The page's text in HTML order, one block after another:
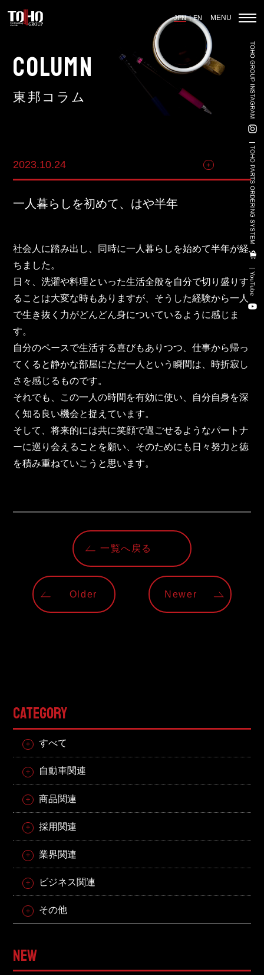
JPN EN MENU
中古車販売事業
輸出入事業
新卒・キャリア採用コンサルティング事業
人材紹介事業
DX事業
株式会社 東邦ホールディングス
東邦自動車 株式会社
株式会社 東邦アウトフロイデ
株式会社 ワールドパーツ
東邦グループの採用情報
東邦グループからのお知らせ
東邦コラム
お問い合わせ
TOHO GROUP INSTAGRAM
TOHO PARTS ORDERING SYSTEM
YouTube
COLUMN
東邦コラム
2023.10.24 その他
一人暮らしを初めて、はや半年
社会人に踏み出し、同時に一人暮らしを始めて半年が経
ちました。
日々、洗濯や料理といった生活全般を自分で切り盛りす
ることは大変な時もありますが、そうした経験から一人
で生き抜く力がどんどん身についているように感じま
す。
自分のペースで生活する喜びもありつつ、仕事から帰っ
てくると静かな部屋にただ一人という瞬間は、時折寂し
さを感じるものです。
それでも、この一人の時間を有効に使い、自分自身を深
く知る良い機会と捉えています。
そして、将来的には共に笑顔で過ごせるようなパートナ
ーに巡り会えることを願い、そのためにも日々努力と徳
を積み重ねていこうと思います。
一覧へ戻る
Older Newer
CATEGORY
すべて
自動車関連
商品関連
採用関連
業界関連
ビジネス関連
その他
NEW